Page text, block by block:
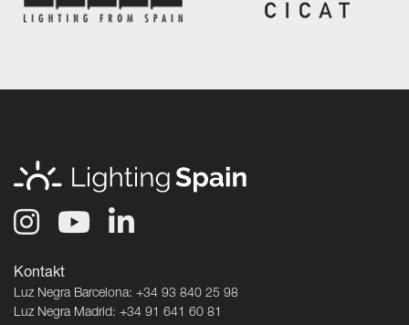
Kontakt
Luz Negra Barcelona: +34 93 840 25 98
Luz Negra Madrid: +34 91 641 60 81